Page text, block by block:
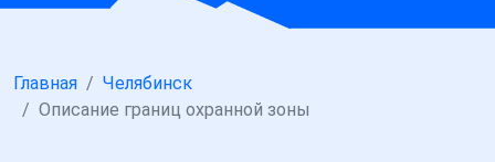
Главная
Челябинск
Описание границ охранной зоны